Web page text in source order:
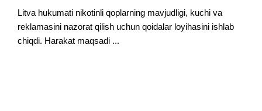
Litva hukumati nikotinli qoplarning mavjudligi, kuchi va
reklamasini nazorat qilish uchun qoidalar loyihasini ishlab
chiqdi. Harakat maqsadi ...